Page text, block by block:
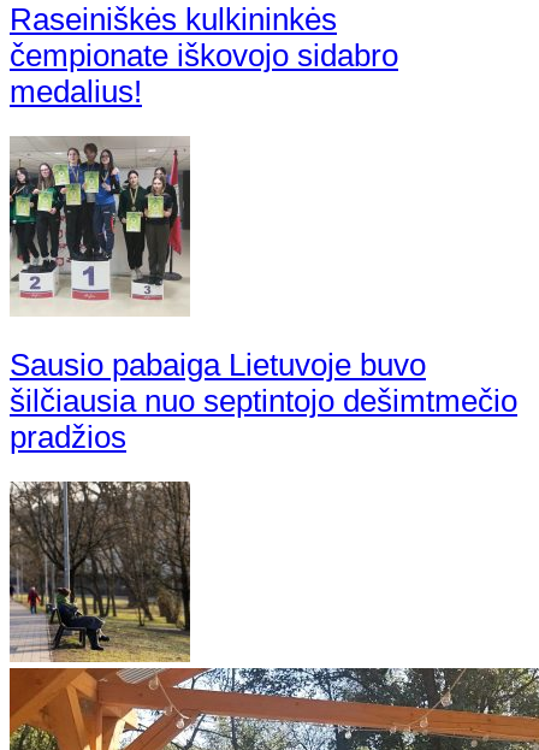
Raseiniškės kulkininkės
čempionate iškovojo sidabro
medalius!
Sausio pabaiga Lietuvoje buvo
šilčiausia nuo septintojo dešimtmečio
pradžios